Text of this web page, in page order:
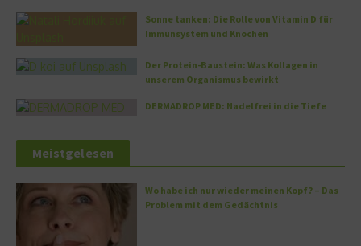
Sonne tanken: Die Rolle von Vitamin D für
Immunsystem und Knochen
Der Protein-Baustein: Was Kollagen in
unserem Organismus bewirkt
DERMADROP MED: Nadelfrei in die Tiefe
Meistgelesen
Wo habe ich nur wieder meinen Kopf? – Das
Problem mit dem Gedächtnis